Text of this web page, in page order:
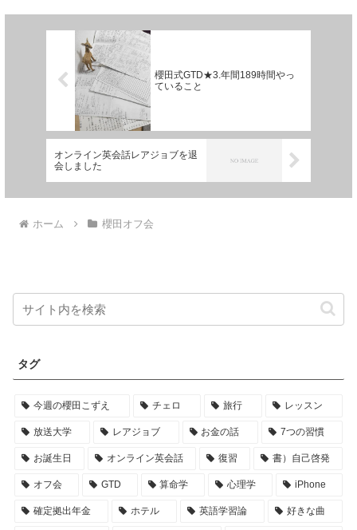
櫻田式GTD★3.年間189時間やっ
ていること
オンライン英会話レアジョブを退
会しました
ホーム 櫻田オフ会
タグ
今週の櫻田こずえ チェロ 旅行 レッスン
放送大学 レアジョブ お金の話 7つの習慣
お誕生日 オンライン英会話 復習 書）自己啓発
オフ会 GTD 算命学 心理学 iPhone
確定拠出年金 ホテル 英語学習論 好きな曲